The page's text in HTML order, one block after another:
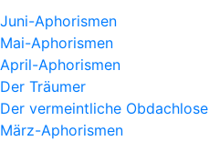
Juni-Aphorismen
Mai-Aphorismen
April-Aphorismen
Der Träumer
Der vermeintliche Obdachlose
März-Aphorismen